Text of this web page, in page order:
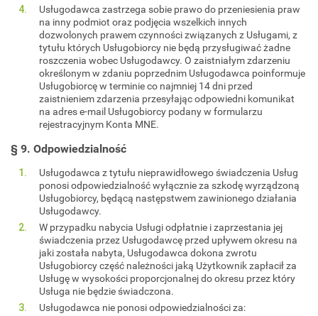
Usługodawca zastrzega sobie prawo do przeniesienia praw
na inny podmiot oraz podjęcia wszelkich innych
dozwolonych prawem czynności związanych z Usługami, z
tytułu których Usługobiorcy nie będą przysługiwać żadne
roszczenia wobec Usługodawcy. O zaistniałym zdarzeniu
określonym w zdaniu poprzednim Usługodawca poinformuje
Usługobiorcę w terminie co najmniej 14 dni przed
zaistnieniem zdarzenia przesyłając odpowiedni komunikat
na adres e-mail Usługobiorcy podany w formularzu
rejestracyjnym Konta MNE.
§ 9. Odpowiedzialność
Usługodawca z tytułu nieprawidłowego świadczenia Usług
ponosi odpowiedzialność wyłącznie za szkodę wyrządzoną
Usługobiorcy, będącą następstwem zawinionego działania
Usługodawcy.
W przypadku nabycia Usługi odpłatnie i zaprzestania jej
świadczenia przez Usługodawcę przed upływem okresu na
jaki została nabyta, Usługodawca dokona zwrotu
Usługobiorcy część należności jaką Użytkownik zapłacił za
Usługę w wysokości proporcjonalnej do okresu przez który
Usługa nie będzie świadczona.
Usługodawca nie ponosi odpowiedzialności za: